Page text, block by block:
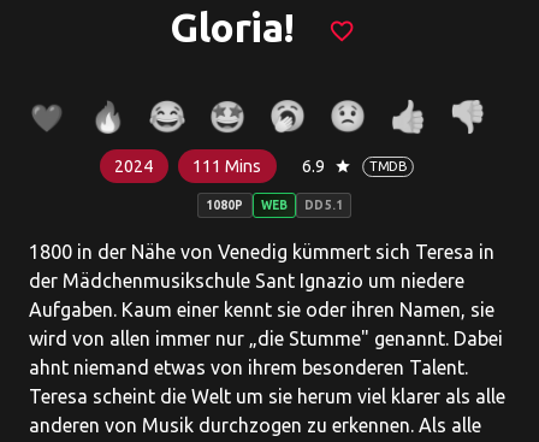
Gloria! favorite_border
2024 111 Mins 6.9 star TMDB
1080P WEB DD5.1
1800 in der Nähe von Venedig kümmert sich Teresa in
der Mädchenmusikschule Sant Ignazio um niedere
Aufgaben. Kaum einer kennt sie oder ihren Namen, sie
wird von allen immer nur „die Stumme" genannt. Dabei
ahnt niemand etwas von ihrem besonderen Talent.
Teresa scheint die Welt um sie herum viel klarer als alle
anderen von Musik durchzogen zu erkennen. Als alle